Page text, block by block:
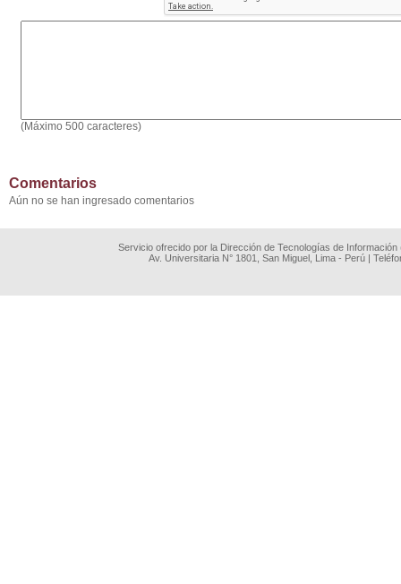
(Máximo 500 caracteres)
Comentarios
Aún no se han ingresado comentarios
Servicio ofrecido por la Dirección de Tecnologías de
Av. Universitaria N° 1801, San Miguel, Lima - Perú |